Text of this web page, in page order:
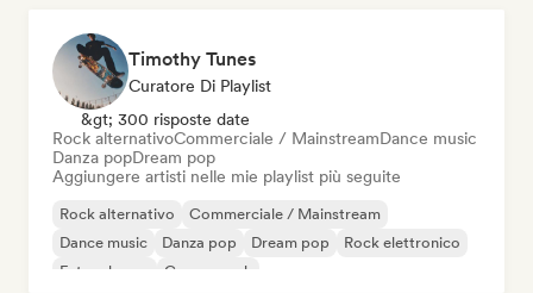
Timothy Tunes
Curatore Di Playlist
&gt; 300 risposte date
Rock alternativoCommerciale / MainstreamDance music
Danza popDream pop
Aggiungere artisti nelle mie playlist più seguite
Rock alternativo
Commerciale / Mainstream
Dance music
Danza pop Dream pop
Rock elettronico
Future house
Garage rock